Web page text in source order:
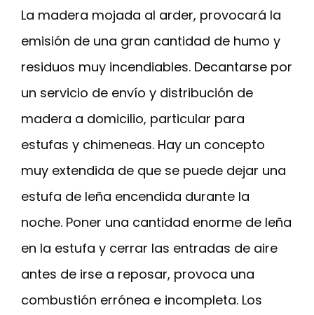
La madera mojada al arder, provocará la
emisión de una gran cantidad de humo y
residuos muy incendiables. Decantarse por
un servicio de envío y distribución de
madera a domicilio, particular para
estufas y chimeneas. Hay un concepto
muy extendida de que se puede dejar una
estufa de leña encendida durante la
noche. Poner una cantidad enorme de leña
en la estufa y cerrar las entradas de aire
antes de irse a reposar, provoca una
combustión errónea e incompleta. Los